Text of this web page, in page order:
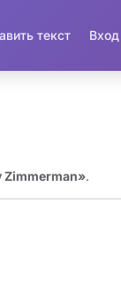
текст Вход
Zimmerman».